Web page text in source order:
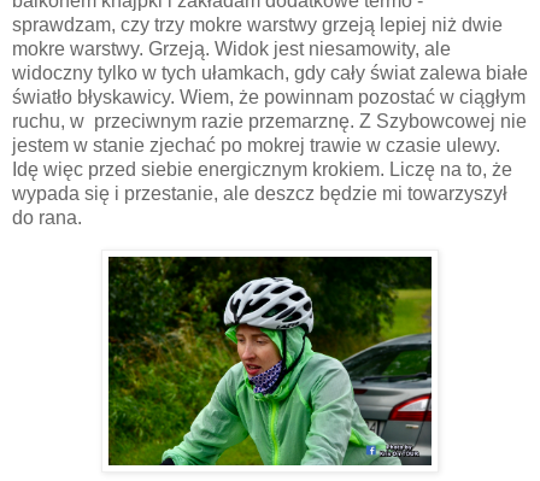
sprawdzam, czy trzy mokre warstwy grzeją lepiej niż dwie
mokre warstwy. Grzeją. Widok jest niesamowity, ale
widoczny tylko w tych ułamkach, gdy cały świat zalewa białe
światło błyskawicy. Wiem, że powinnam pozostać w ciągłym
ruchu, w przeciwnym razie przemarznę. Z Szybowcowej nie
jestem w stanie zjechać po mokrej trawie w czasie ulewy.
Idę więc przed siebie energicznym krokiem. Liczę na to, że
wypada się i przestanie, ale deszcz będzie mi towarzyszył
do rana.